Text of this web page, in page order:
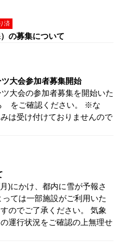
済
の募集について
大会参加者募集開始
大会の参加者募集を開始いた
をご確認ください。 ※な
は受け付けておりませんので
)にかけ、都内に雪が予報さ
ては一部施設がご利用いた
のでご了承ください。 気象
運行状況をご確認の上無理せ